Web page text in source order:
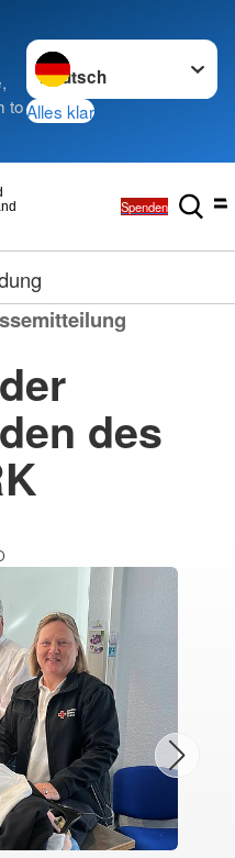
to
Sprache wechseln zu
Alles klar
Spenden
des